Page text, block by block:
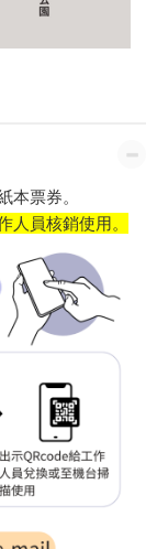
本票券。
人員核銷使用。